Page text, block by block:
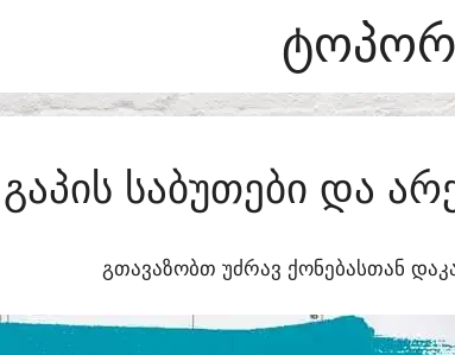
ᲒᲐᲞᲘᲡ ᲡᲐᲑᲣᲗᲔᲑᲘ ᲓᲐ
ᲒᲗᲐᲕᲐᲖᲝᲑᲗ ᲣᲫᲠᲐᲕ ᲥᲝᲜᲔᲑᲐᲡᲗᲐᲜ